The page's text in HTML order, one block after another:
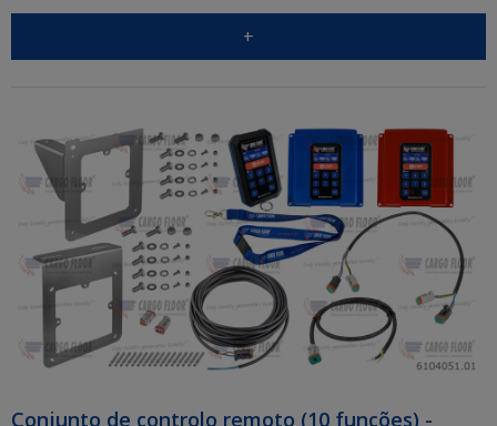
+
Conjunto de controlo remoto (10 funções) -